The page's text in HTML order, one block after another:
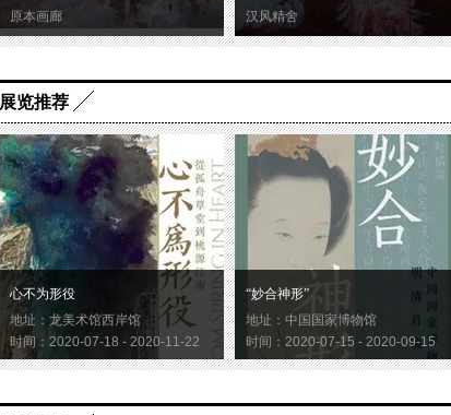
原本画廊 汉风精舍
展览推荐
心不为形役
地址：龙美术馆西岸馆
时间：2020-07-18 - 2020-11-22
“妙合神形”
地址：中国国家博物馆
时间：2020-07-15 - 2020-09-15